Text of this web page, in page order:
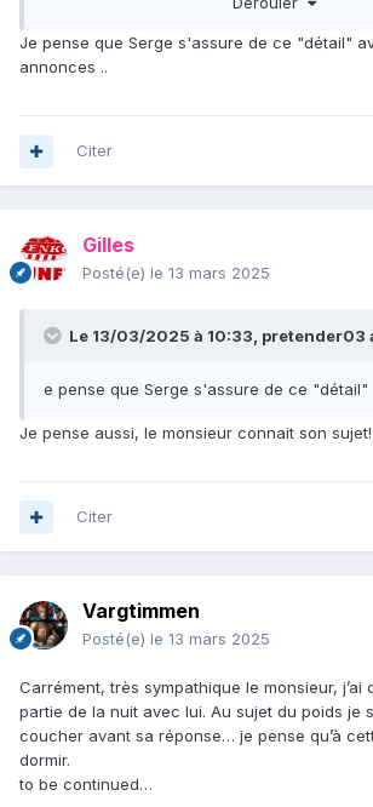
Ajoutons aussi que dans le cas présent, la
FFVE, et tu auras une carte grise de
maîtrise le truc. Le truck, ose-je.
Je pense que Serge s'assure de ce "détail"
annonces ..
Citer
Gilles
Posté(e) le 13 mars 2025
Le 13/03/2025 à 10:33, pretender03
e pense que Serge s'assure de ce "détail"
Je pense aussi, le monsieur connait son sujet!
Citer
Vargtimmen
Posté(e) le 13 mars 2025
Carrément, très sympathique le monsieur, j’ai
partie de la nuit avec lui. Au sujet du poids je
coucher avant sa réponse… je pense qu’à
dormir.
to be continued…